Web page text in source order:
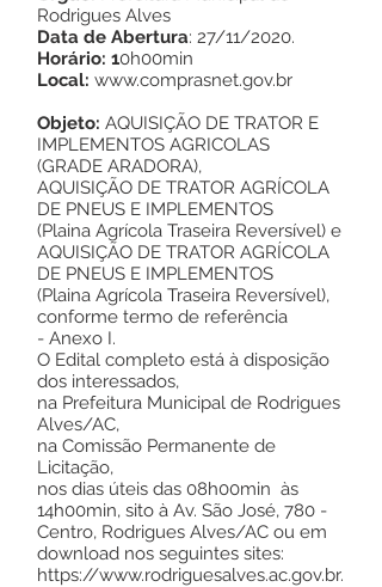
Rodrigues Alves
Data de Abertura: 27/11/2020.
Horário: 10h00min
Local: www.comprasnet.gov.br
Objeto: AQUISIÇÃO DE TRATOR E
IMPLEMENTOS AGRICOLAS
(GRADE ARADORA),
AQUISIÇÃO DE TRATOR AGRÍCOLA
DE PNEUS E IMPLEMENTOS
(Plaina Agrícola Traseira Reversível) e
AQUISIÇÃO DE TRATOR AGRÍCOLA
DE PNEUS E IMPLEMENTOS
(Plaina Agrícola Traseira Reversível),
conforme termo de referência
- Anexo I.
O Edital completo está à disposição
dos interessados,
na Prefeitura Municipal de Rodrigues
Alves/AC,
na Comissão Permanente de
Licitação,
nos dias úteis das 08h00min às
14h00min, sito à Av. São José, 780 -
Centro, Rodrigues Alves/AC ou em
download nos seguintes sites:
https://www.rodriguesalves.ac.gov.br.